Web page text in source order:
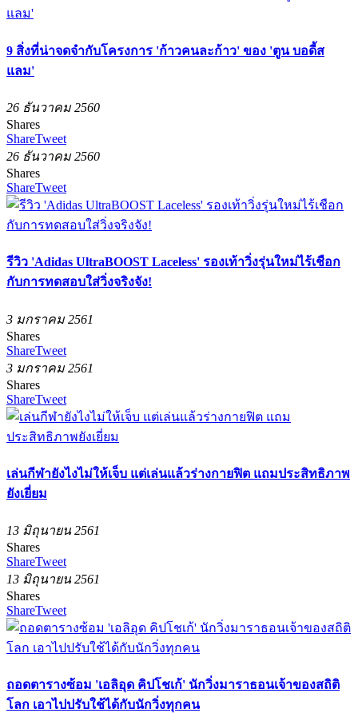
9 สิ่งที่น่าจดจำกับโครงการ 'ก้าวคนละก้าว' ของ 'ตูน บอดี้ส
แลม'
26 ธันวาคม 2560
Shares
ShareTweet
26 ธันวาคม 2560
Shares
ShareTweet
รีวิว 'Adidas UltraBOOST Laceless' รองเท้าวิ่งรุ่นใหม่ไร้เชือก
กับการทดสอบใส่วิ่งจริงจัง!
3 มกราคม 2561
Shares
ShareTweet
3 มกราคม 2561
Shares
ShareTweet
เล่นกีฬายังไงไม่ให้เจ็บ แต่เล่นแล้วร่างกายฟิต แถมประสิทธิภาพ
ยังเยี่ยม
13 มิถุนายน 2561
Shares
ShareTweet
13 มิถุนายน 2561
Shares
ShareTweet
ถอดตารางซ้อม 'เอลิอุด คิปโชเก้' นักวิ่งมาราธอนเจ้าของสถิติ
โลก เอาไปปรับใช้ได้กับนักวิ่งทุกคน